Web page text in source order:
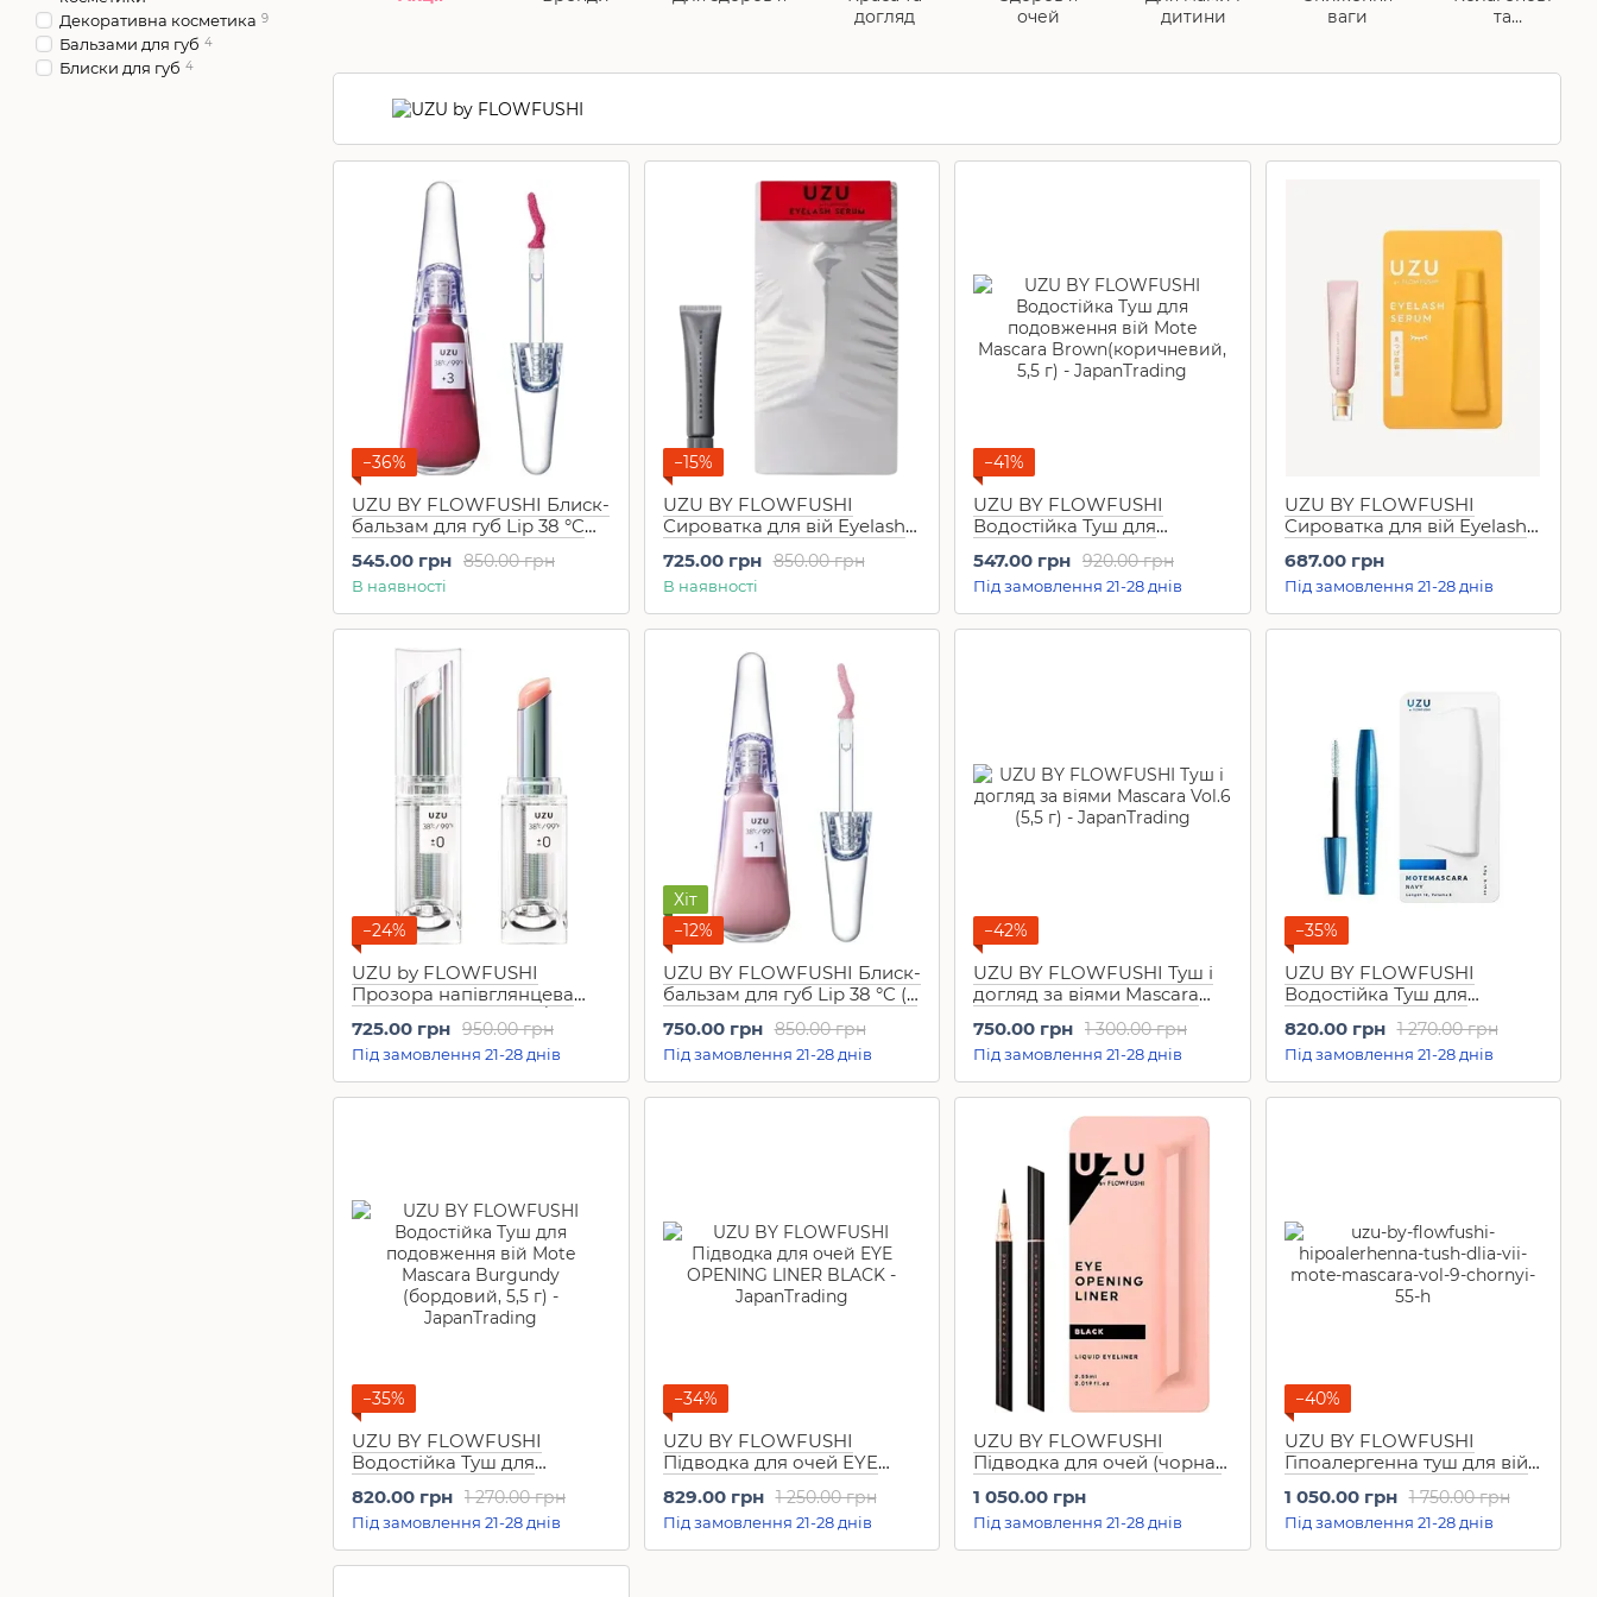
догляд
очей
дитини
ваги
та
NMN
−36%
UZU BY FLOWFUSHI Блиск-
бальзам для губ Lip 38 °C
850.00 грн
545.00 грн
В наявності
−15%
UZU BY FLOWFUSHI
Сироватка для вій Eyelash
850.00 грн
725.00 грн
В наявності
−41%
UZU BY FLOWFUSHI
Водостійка Туш для
Mascara
Brown(коричневий, 5,5 г)
920.00 грн
547.00 грн
Під замовлення 21-28 днів
UZU BY FLOWFUSHI
Сироватка для вій Eyelash
687.00 грн
Під замовлення 21-28 днів
−24%
UZU by FLOWFUSHI
Прозора напівглянцева
lipstick TOKYO ±0 Clear
Semi-Gloss (3,8 г)
950.00 грн
725.00 грн
Під замовлення 21-28 днів
Хіт
−12%
UZU BY FLOWFUSHI Блиск-
бальзам для губ Lip 38 °C (6
850.00 грн
750.00 грн
Під замовлення 21-28 днів
−42%
UZU BY FLOWFUSHI Туш і
догляд за віями Mascara
1 300.00 грн
750.00 грн
Під замовлення 21-28 днів
−35%
UZU BY FLOWFUSHI
Водостійка Туш для
Mascara Navy (темно-cиній,
5,5 г)
1 270.00 грн
820.00 грн
Під замовлення 21-28 днів
−35%
UZU BY FLOWFUSHI
Водостійка Туш для
Mascara Burgundy
(бордовий, 5,5 г)
1 270.00 грн
820.00 грн
Під замовлення 21-28 днів
−34%
UZU BY FLOWFUSHI
Підводка для очей EYE
1 250.00 грн
829.00 грн
Під замовлення 21-28 днів
UZU BY FLOWFUSHI
Підводка для очей (чорна)
1 050.00 грн
Під замовлення 21-28 днів
−40%
UZU BY FLOWFUSHI
Гіпоалергенна туш для вій
5,5 г)
1 750.00 грн
1 050.00 грн
Під замовлення 21-28 днів
Декоративна косметика 9
Бальзами для губ 4
Блиски для губ 4